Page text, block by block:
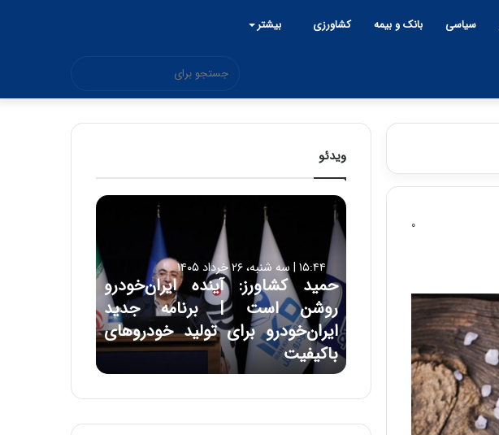
سیاسی بانک و بیمه کشاورزی بیشتر
برای
۰
ویدئو
ح
ی
ش
و
ر
ز
:
ن
۱۵:۴۴ | سه شنبه، ۲۶ خرداد ۱۴۰۵
حمید کشاورز: آینده ایران‌خودرو
روشن است | برنامه جدید
ایران‌خودرو برای تولید خودروهای
باکیفیت